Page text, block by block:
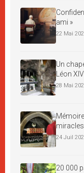
ami »
22 Mai
Un
Léon XIV
28 Mai
miracles
24 Juil
20 000